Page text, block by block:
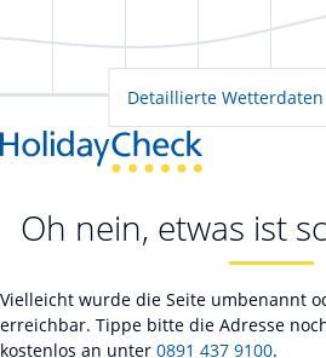
Detaillierte
Oh nein, etwas ist
Vielleicht wurde die Seite umbenannt
erreichbar. Tippe bitte die Adresse
kostenlos an unter 0891 437 9100.